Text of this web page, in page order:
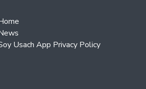
2
Usach App Privacy Policy